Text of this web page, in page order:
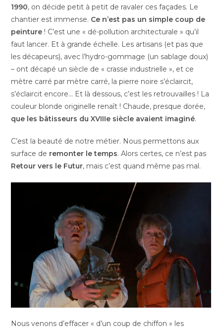
1990, on décide petit à petit de ravaler ces façades. Le
chantier est immense. Ce n’est pas un simple coup de
peinture ! C’est une « dé-pollution architecturale » qu’il
faut lancer. Et à grande échelle. Les artisans (et pas que
les décapeurs), avec l’hydro-gommage (un sablage doux)
– ont décapé un siècle de « crasse industrielle », et ce
mètre carré par mètre carré, la pierre noire s’éclaircit,
s’éclaircit encore… Et là dessous, c’est les retrouvailles ! La
couleur blonde originelle renaît ! Chaude, presque dorée,
que les bâtisseurs du XVIIIe siècle avaient imaginé.
C’est la beauté de notre métier. Nous permettons aux
surface de remonter le temps. Alors certes, ce n’est pas
Retour vers le Futur, mais c’est quand même pas mal.
Nous venons d’effacer « d’un coup de chiffon » les